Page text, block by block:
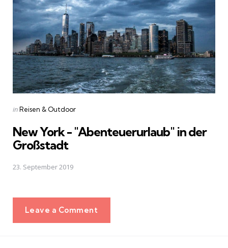
Posted
inReisen & Outdoor
New York - "Abenteuerurlaub" in der
Großstadt
23. September 2019
Leave a Comment